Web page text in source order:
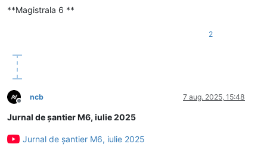
**Magistrala 6 **
2
Deconectat
ncb 7 aug. 2025, 15:48
Jurnal de șantier M6, iulie 2025
Jurnal de șantier M6, iulie 2025